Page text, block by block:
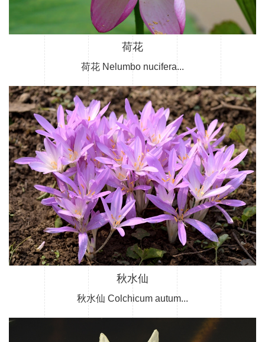
荷花
荷花 Nelumbo nucifera...
秋水仙
秋水仙 Colchicum autum...